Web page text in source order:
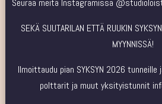
Seuraa meitä Instagramissa
SEKÄ SUUTARILAN ETTÄ RUUKIN
MYYNNISSÄ!
Ilmoittaudu pian SYKSYN 2026
polttarit ja muut yksityistunnit